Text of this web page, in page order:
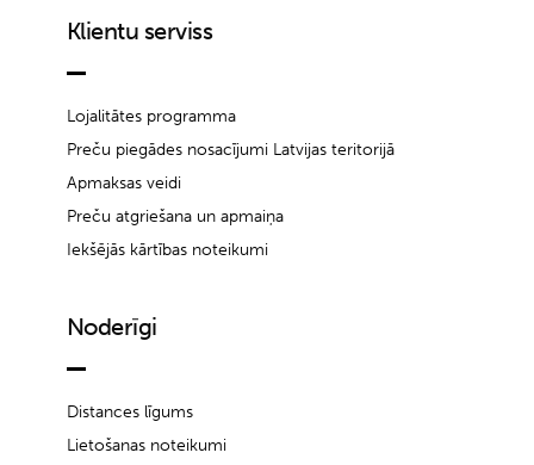
Klientu serviss
Lojalitātes programma
Preču piegādes nosacījumi Latvijas teritorijā
Apmaksas veidi
Preču atgriešana un apmaiņa
Iekšējās kārtības noteikumi
Noderīgi
Distances līgums
Lietošanas noteikumi